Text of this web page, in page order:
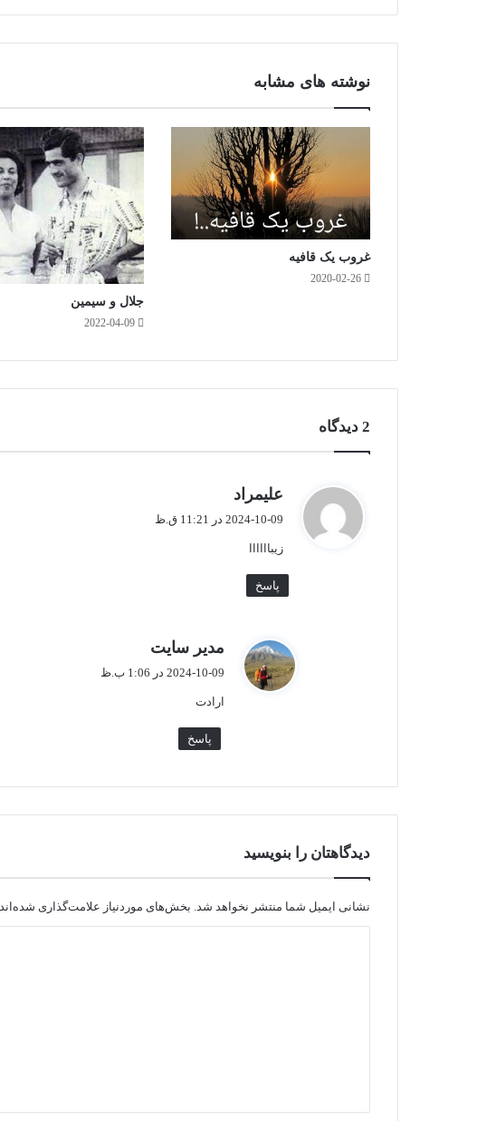
وک گرا
م
نوشته های مشابه
غروب یک قافیه
2020-02-26
جلال و سیمین
2022-04-09
2 دیدگاه
علیمراد
2024-10-09 در 11:21 ق.ظ
زیباااااا
پاسخ
مدیر سایت
2024-10-09 در 1:06 ب.ظ
ارادت
پاسخ
دیدگاهتان را بنویسید
نشانی ایمیل شما منتشر نخواهد شد. بخش‌های موردنیاز علامت‌گذاری شده‌اند